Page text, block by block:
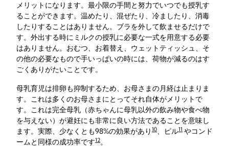
メリットになります。最小限の手間と努力でいつでも授乳す
ることができます。温めたり、混ぜたり、冷ましたり、消毒
したりすることはありません。ブラを外して飲ませるだけで
す。外出する時にミルクの授乳に必要な一式を用意する必要
はありません。おむつ、お着替え、ウェットティッシュ、そ
の他の必要なもので手いっぱいの時には、荷物が減るのはす
ごくありがたいことです。
母乳育児は排卵も抑制するため、お母さまの月経は止まりま
す。これは多くのお母さまにとってそれ自体がメリットで
す。これは完全母乳（赤ちゃんに母乳以外の飲み物や食べ物
を与えない）が避妊にも非常に良い方法であることを意味し
ます。実際、少なくとも98%の効果があり 10、ピル11 やコンド
ームと同様の成功率です12。